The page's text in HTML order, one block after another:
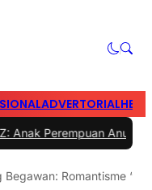
ADVERTORIAL
Anugrah Ariyadi,
Begawan: Romantisme